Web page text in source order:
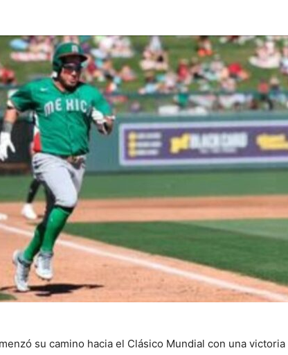
su camino hacia el Clásico Mundial con una victoria